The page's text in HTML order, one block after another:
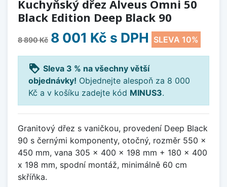
Kuchyňský dřez Alveus Omni 50
Black Edition Deep Black 90
8 890 Kč 8 001 Kč s DPH SLEVA 10%
loyalty Sleva 3 % na všechny větší
objednávky! Objednejte alespoň za 8 000
Kč a v košíku zadejte kód MINUS3.
Granitový dřez s vaničkou, provedení Deep Black
90 s černými komponenty, otočný, rozměr 550 x
450 mm, vana 305 x 400 x 198 mm + 180 x 400
x 198 mm, spodní montáž, minimálně 60 cm
skříňka.